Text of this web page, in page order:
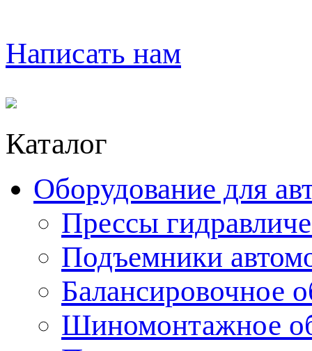
Написать нам
Каталог
Оборудование для
Прессы
Подъемники
Балансировочное
Шиномонтажное